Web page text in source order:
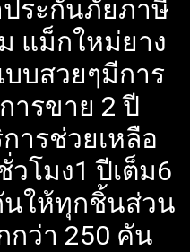
ระกันภัยภาษี
แม็กใหม่ยาง
บสวยๆมีการ
ารขาย 2 ปี
ารช่วยเหลือ
โมง1 ปีเต็ม6
นให้ทุกชิ้นส่วน
กว่า 250 คัน